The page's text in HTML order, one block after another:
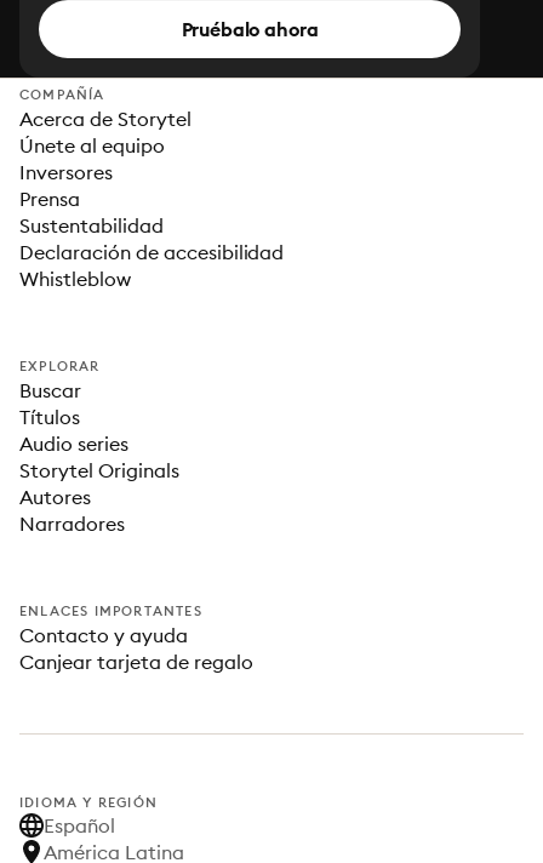
Pruébalo ahora
COMPAÑÍA
Acerca de Storytel
Únete al equipo
Inversores
Prensa
Sustentabilidad
Declaración de accesibilidad
Whistleblow
EXPLORAR
Buscar
Títulos
Audio series
Storytel Originals
Autores
Narradores
ENLACES IMPORTANTES
Contacto y ayuda
Canjear tarjeta de regalo
IDIOMA Y REGIÓN
Español
América Latina